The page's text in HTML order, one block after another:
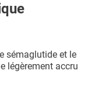
sémaglutide et le
légèrement accru